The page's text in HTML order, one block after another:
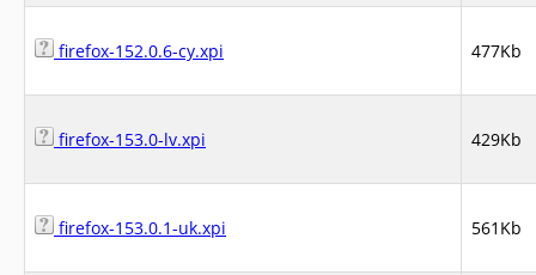
firefox-152.0.6-cy.xpi 477Kb
firefox-153.0-lv.xpi 429Kb
firefox-153.0.1-uk.xpi 561Kb